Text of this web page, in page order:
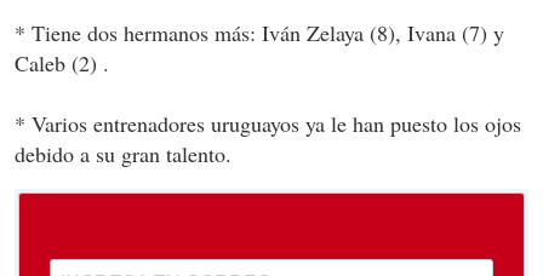
* Tiene dos hermanos más: Iván Zelaya (8), Ivana (7) y
Caleb (2) .
* Varios entrenadores uruguayos ya le han puesto los ojos
debido a su gran talento.